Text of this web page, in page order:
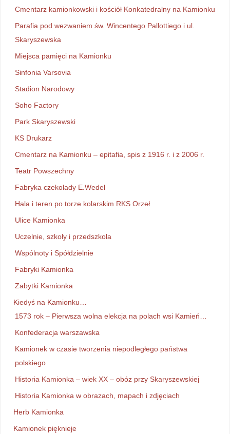
Cmentarz kamionkowski i kościół Konkatedralny na Kamionku
Parafia pod wezwaniem św. Wincentego Pallottiego i ul.
Skaryszewska
Miejsca pamięci na Kamionku
Sinfonia Varsovia
Stadion Narodowy
Soho Factory
Park Skaryszewski
KS Drukarz
Cmentarz na Kamionku – epitafia, spis z 1916 r. i z 2006 r.
Teatr Powszechny
Fabryka czekolady E.Wedel
Hala i teren po torze kolarskim RKS Orzeł
Ulice Kamionka
Uczelnie, szkoły i przedszkola
Wspólnoty i Spółdzielnie
Fabryki Kamionka
Zabytki Kamionka
Kiedyś na Kamionku…
1573 rok – Pierwsza wolna elekcja na polach wsi Kamień…
Konfederacja warszawska
Kamionek w czasie tworzenia niepodległego państwa
polskiego
Historia Kamionka – wiek XX – obóz przy Skaryszewskiej
Historia Kamionka w obrazach, mapach i zdjęciach
Herb Kamionka
Kamionek pięknieje